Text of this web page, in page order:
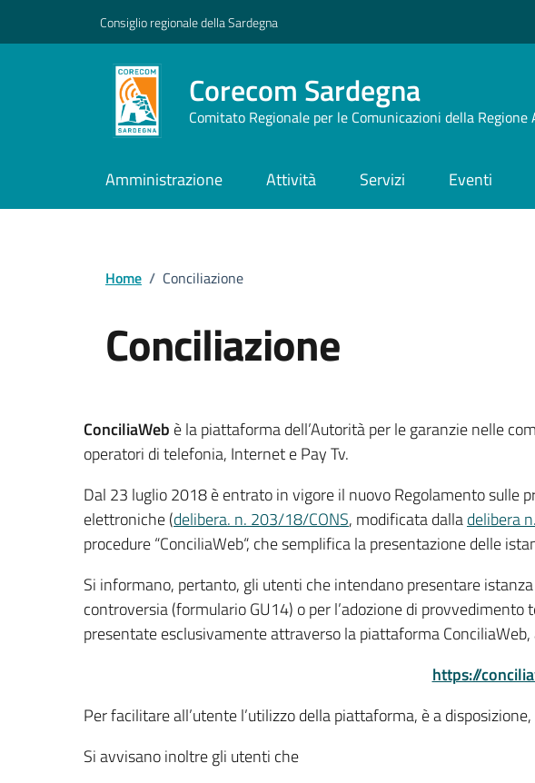
Consiglio regionale della Sardegna
Corecom Sardegna
Comitato Regionale per le Comunicazioni della
Amministrazione Attività Servizi Eventi
Home / Conciliazione
Conciliazione
ConciliaWeb è la piattaforma dell’Autorità per le garanzie nelle
operatori di telefonia, Internet e Pay Tv.
Dal 23 luglio 2018 è entrato in vigore il nuovo Regolamento sulle
elettroniche (delibera. n. 203/18/CONS, modificata dalladelibera
procedure “ConciliaWeb“, che semplifica la presentazione delle
Si informano, pertanto, gli utenti che intendano presentare
controversia (formulario GU14) o per l’adozione di
presentate esclusivamente attraverso la piattaforma ConciliaWeb,
https://
Per facilitare all’utente l’utilizzo della piattaforma, è a
Si avvisano inoltre gli utenti che